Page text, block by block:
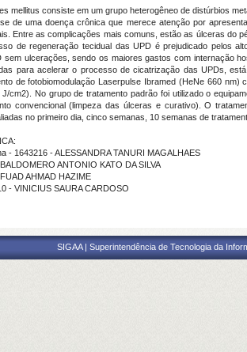
mellitus consiste em um grupo heterogêneo de distúrbios
de uma doença crônica que merece atenção por
Entre as complicações mais comuns, estão as úlceras do
de regeneração tecidual das UPD é prejudicado pelos
sem ulcerações, sendo os maiores gastos com internação
para acelerar o processo de cicatrização das UPDs,
de fotobiomodulação Laserpulse Ibramed (HeNe 660
cm2). No grupo de tratamento padrão foi utilizado o
convencional (limpeza das úlceras e curativo). O
no primeiro dia, cinco semanas, 10 semanas de
- 1643216 - ALESSANDRA TANURI MAGALHAES
ANTONIO KATO DA SILVA
AHMAD HAZIME
- VINICIUS SAURA CARDOSO
SIGAA | Superintendência de Tecnologia da